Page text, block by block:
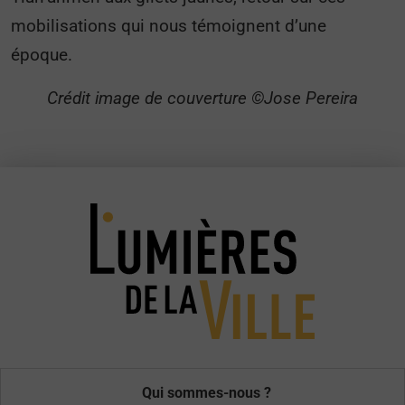
mobilisations qui nous témoignent d’une
époque.
Crédit image de couverture ©Jose Pereira
Qui sommes-nous ?